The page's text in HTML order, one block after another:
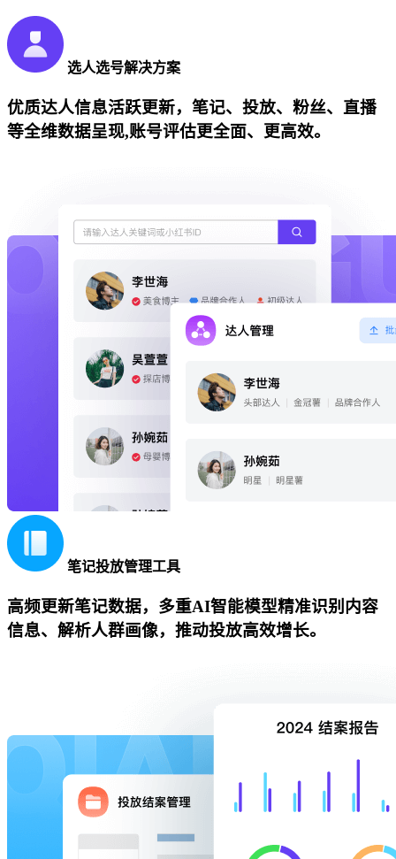
选人选号解决方案
优质达人信息活跃更新，笔记、投放、粉丝、直播
等全维数据呈现,账号评估更全面、更高效。
笔记投放管理工具
高频更新笔记数据，多重AI智能模型精准识别内容
信息、解析人群画像，推动投放高效增长。